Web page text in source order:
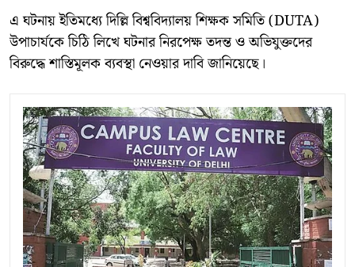
এ ঘটনায় ইতিমধ্যে দিল্লি বিশ্ববিদ্যালয় শিক্ষক সমিতি (DUTA)
উপাচার্যকে চিঠি লিখে ঘটনার নিরপেক্ষ তদন্ত ও অভিযুক্তদের
বিরুদ্ধে শাস্তিমূলক ব্যবস্থা নেওয়ার দাবি জানিয়েছে।